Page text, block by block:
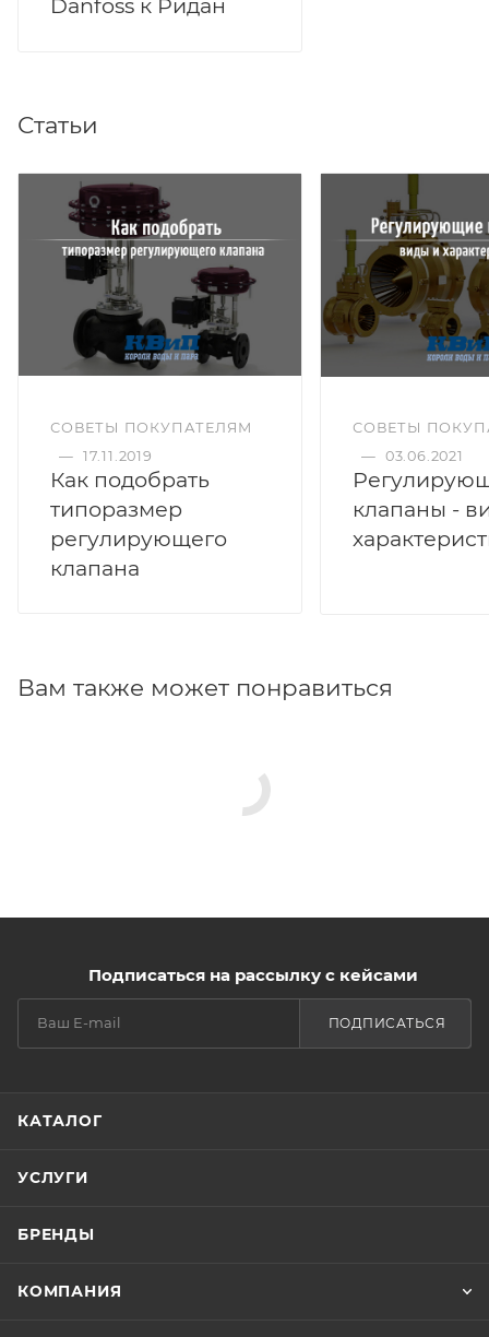
Danfoss к Ридан
Статьи
СОВЕТЫ ПОКУПАТЕЛЯМ
— 17.11.2019
Как подобрать
типоразмер
регулирующего
клапана
СОВЕТЫ
— 03.06.2021
клапаны -
Вам также может понравиться
Подписаться на рассылку с кейсами
ПОДПИСАТЬСЯ
КАТАЛОГ
УСЛУГИ
БРЕНДЫ
КОМПАНИЯ